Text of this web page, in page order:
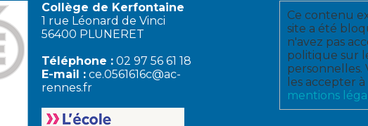
Collège de Kerfontaine
1 rue Léonard de Vinci
56400 PLUNERET
Téléphone : 02 97 56 61 18
E-mail : ce.0561616c@ac-
rennes.fr
Ce contenu
site a été
n'avez pas
politique sur
personnelles.
les accepter
mentions